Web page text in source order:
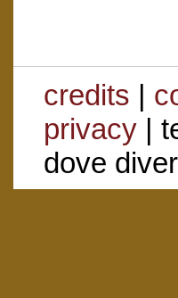
credits |
privacy|
dove